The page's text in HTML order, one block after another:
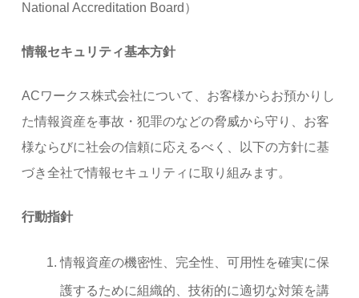
National Accreditation Board）
情報セキュリティ基本方針
ACワークス株式会社について、お客様からお預かりし
た情報資産を事故・犯罪のなどの脅威から守り、お客
様ならびに社会の信頼に応えるべく、以下の方針に基
づき全社で情報セキュリティに取り組みます。
行動指針
情報資産の機密性、完全性、可用性を確実に保
護するために組織的、技術的に適切な対策を講